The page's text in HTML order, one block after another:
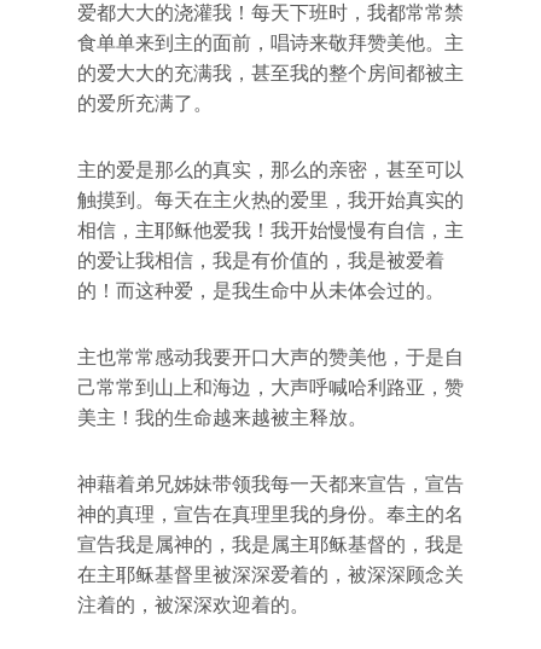
爱都大大的浇灌我！每天下班时，我都常常禁
食单单来到主的面前，唱诗来敬拜赞美他。主
的爱大大的充满我，甚至我的整个房间都被主
的爱所充满了。
主的爱是那么的真实，那么的亲密，甚至可以
触摸到。每天在主火热的爱里，我开始真实的
相信，主耶稣他爱我！我开始慢慢有自信，主
的爱让我相信，我是有价值的，我是被爱着
的！而这种爱，是我生命中从未体会过的。
主也常常感动我要开口大声的赞美他，于是自
己常常到山上和海边，大声呼喊哈利路亚，赞
美主！我的生命越来越被主释放。
神藉着弟兄姊妹带领我每一天都来宣告，宣告
神的真理，宣告在真理里我的身份。奉主的名
宣告我是属神的，我是属主耶稣基督的，我是
在主耶稣基督里被深深爱着的，被深深顾念关
注着的，被深深欢迎着的。